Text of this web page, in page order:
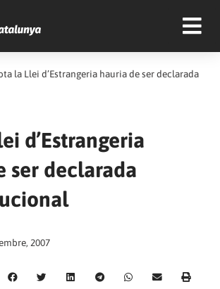
la Llei d’Estrangeria hauria de ser declarada
d’Estrangeria
ser declarada
2007